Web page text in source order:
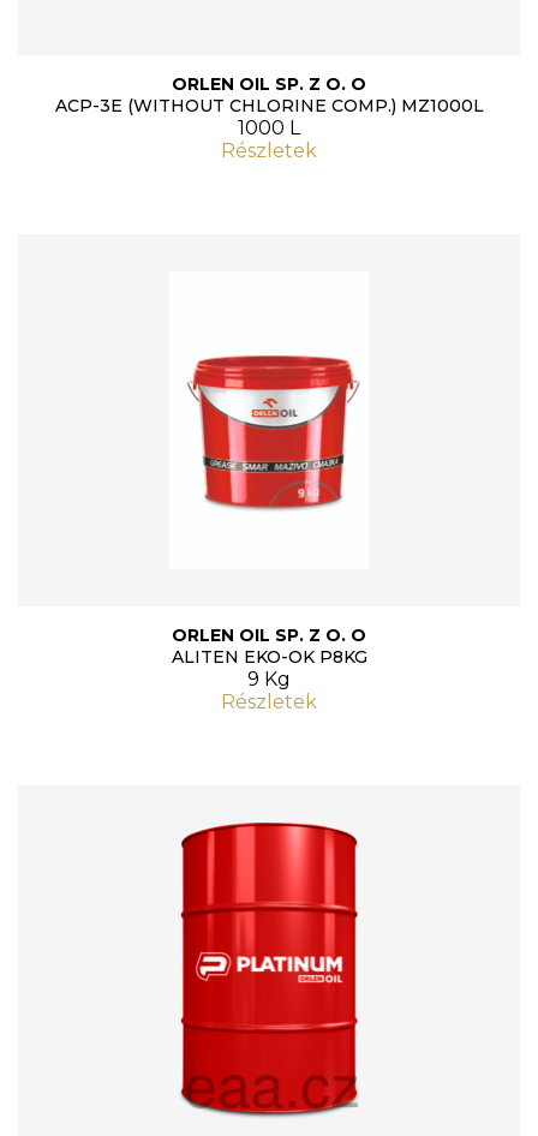
ORLEN OIL SP. Z O. O
ACP-3E (WITHOUT CHLORINE COMP.) MZ1000L
1000 L
Részletek
ORLEN OIL SP. Z O. O
ALITEN EKO-OK P8KG
9 Kg
Részletek